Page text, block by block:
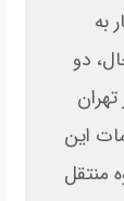
روبیو، وزیر خارجه ایالات متحده، ادعا کرد که حوثی‌ها طی ۱۸ ماه گذشته، ۱۷۴ بار به
دو
این
منتقل